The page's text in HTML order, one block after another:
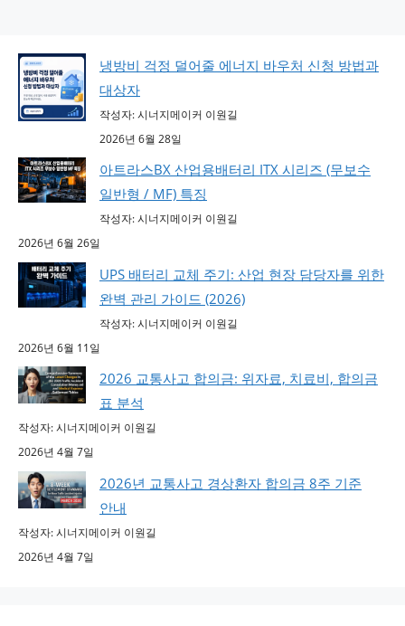
냉방비 걱정 덜어줄 에너지 바우처 신청 방법과
대상자
작성자: 시너지메이커 이원길
2026년 6월 28일
아트라스BX 산업용배터리 ITX 시리즈 (무보수
일반형 / MF) 특징
작성자: 시너지메이커 이원길
2026년 6월 26일
UPS 배터리 교체 주기: 산업 현장 담당자를 위한
완벽 관리 가이드 (2026)
작성자: 시너지메이커 이원길
2026년 6월 11일
2026 교통사고 합의금: 위자료, 치료비, 합의금
표 분석
작성자: 시너지메이커 이원길
2026년 4월 7일
2026년 교통사고 경상환자 합의금 8주 기준
안내
작성자: 시너지메이커 이원길
2026년 4월 7일